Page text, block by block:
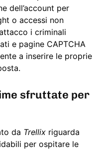
dell’account per
o accessi non
i criminali
e pagine CAPTCHA
a inserire le proprie
sfruttate per
da Trellix riguarda
per ospitare le